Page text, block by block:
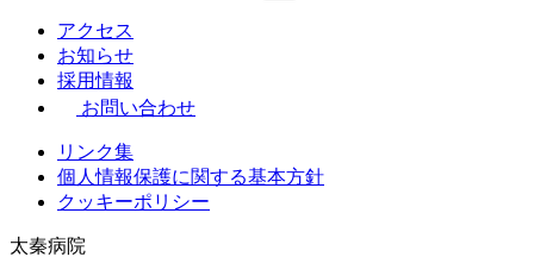
アクセス
お知らせ
採用情報
お問い合わせ
リンク集
個人情報保護に関する基本方針
クッキーポリシー
太秦病院